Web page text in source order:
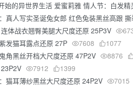
始的异世界生活 爱蜜莉雅 情人节：白发
真人写实圣诞兔女郎 红色兔装黑丝高跟
体战衣翘臀美腿大尺度还原 25P3V
发猫耳露点还原 27P 7608
1077
角黑丝开档大尺度还原 47P2V 8876
7912
1399
猫耳薄纱黑丝大尺度还原 24P2V 7015